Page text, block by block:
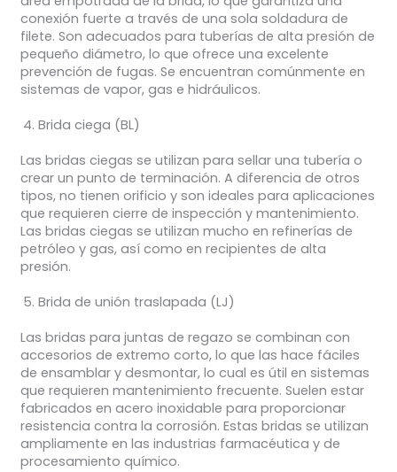
conexión fuerte a través de una sola soldadura de
filete. Son adecuados para tuberías de alta presión de
pequeño diámetro, lo que ofrece una excelente
prevención de fugas. Se encuentran comúnmente en
sistemas de vapor, gas e hidráulicos.
Brida ciega (BL)
Las bridas ciegas se utilizan para sellar una tubería o
crear un punto de terminación. A diferencia de otros
tipos, no tienen orificio y son ideales para aplicaciones
que requieren cierre de inspección y mantenimiento.
Las bridas ciegas se utilizan mucho en refinerías de
petróleo y gas, así como en recipientes de alta
presión.
Brida de unión traslapada (LJ)
Las bridas para juntas de regazo se combinan con
accesorios de extremo corto, lo que las hace fáciles
de ensamblar y desmontar, lo cual es útil en sistemas
que requieren mantenimiento frecuente. Suelen estar
fabricados en acero inoxidable para proporcionar
resistencia contra la corrosión. Estas bridas se utilizan
ampliamente en las industrias farmacéutica y de
procesamiento químico.